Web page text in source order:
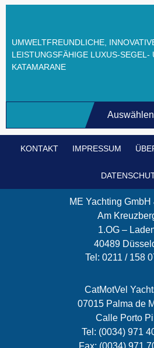
UMWELTFREUNDLICHE,
LEISTUNGSFÄHIGE LUXUS-SEGEL-
KATAMARANE
Auswählen
KONTAKT IMPRESSUM
ME Yachting GmbH
Am
1.OG –
40489
Tel: 0211 / 158
CatMotVel
07015 Palma de
Calle Porto
Tel: (0034) 971
Fax: (0034) 971